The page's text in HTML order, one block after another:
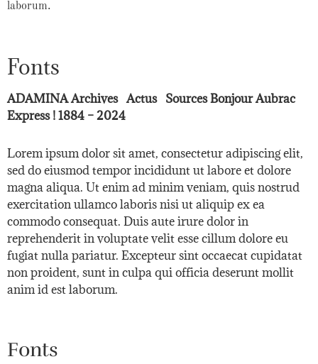
laborum.
Fonts
ADAMINAArchives Actus Sources Bonjour Aubrac
Express ! 1884 – 2024
Lorem ipsum dolor sit amet, consectetur adipiscing elit,
sed do eiusmod tempor incididunt ut labore et dolore
magna aliqua. Ut enim ad minim veniam, quis nostrud
exercitation ullamco laboris nisi ut aliquip ex ea
commodo consequat. Duis aute irure dolor in
reprehenderit in voluptate velit esse cillum dolore eu
fugiat nulla pariatur. Excepteur sint occaecat cupidatat
non proident, sunt in culpa qui officia deserunt mollit
anim id est laborum.
Fonts